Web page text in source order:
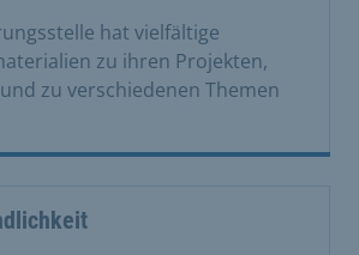
hat vielfältige
zu ihren Projekten,
zu verschiedenen Themen